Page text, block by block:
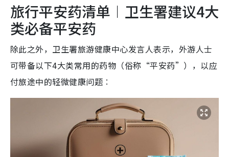
旅行平安药清单︱卫生署建议4大
类必备平安药
除此之外，卫生署旅游健康中心发言人表示，外游人士
可带备以下4大类常用的药物（俗称“平安药”），以应
付旅途中的轻微健康问题︰​